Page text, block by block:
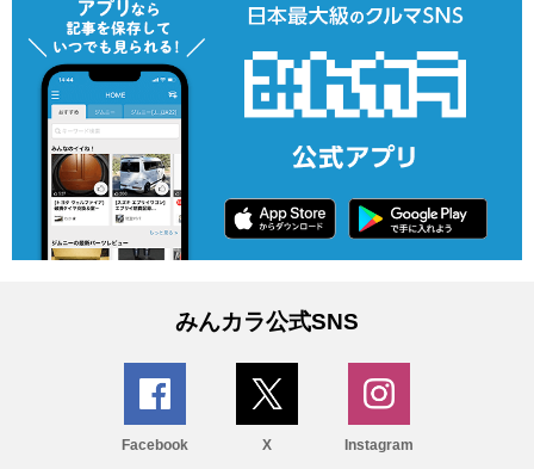
みんカラ公式SNS
Facebook X Instagram